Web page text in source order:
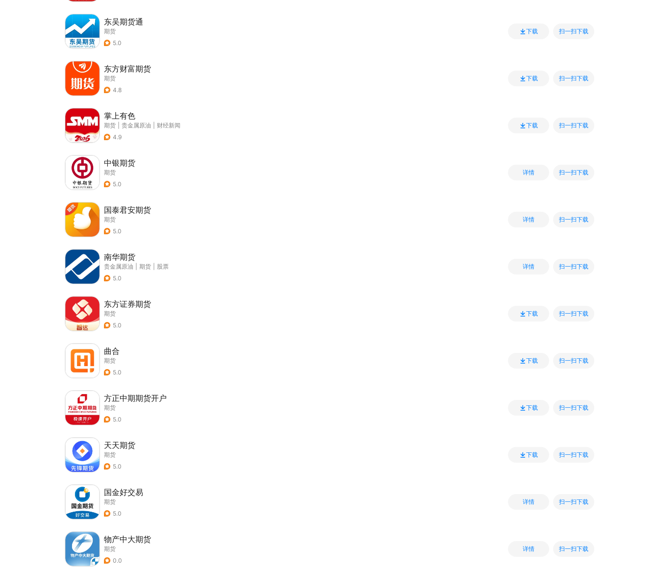
东吴期货通
期货
5.0
下载 扫一扫下载
东方财富期货
期货
4.8
下载 扫一扫下载
掌上有色
期货 贵金属原油
财经新闻
4.9
下载 扫一扫下载
中银期货
期货
5.0
详情 扫一扫下载
国泰君安期货
期货
5.0
详情 扫一扫下载
南华期货
贵金属原油 期货
股票
5.0
详情 扫一扫下载
东方证券期货
期货
5.0
下载 扫一扫下载
曲合
期货
5.0
下载 扫一扫下载
方正中期期货开户
期货
5.0
下载 扫一扫下载
天天期货
期货
5.0
下载 扫一扫下载
国金好交易
期货
5.0
详情 扫一扫下载
物产中大期货
期货
0.0
详情 扫一扫下载